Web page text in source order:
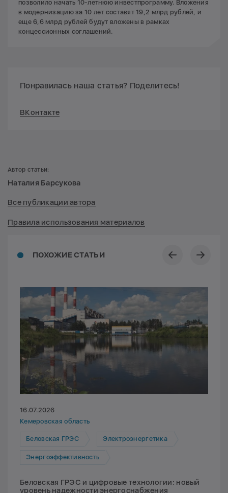
позволило начать 10-летнюю инвестпрограмму. Вложения
в модернизацию за 10 лет составят 19,2 млрд рублей, и
еще 6,6 млрд рублей будут вложены в рамках
концессионных соглашений.
Понравилась наша статья? Поделитесь!
ВКонтакте
ПОХОЖИЕ СТАТЬИ
16.07.2026
Кемеровская область
Беловская ГРЭС Электроэнергетика
Энергоэффективность
Беловская ГРЭС и цифровые технологии: новый
уровень надежности энергоснабжения
Автор статьи:
Наталия Барсукова
Все публикации автора
Правила использования материалов